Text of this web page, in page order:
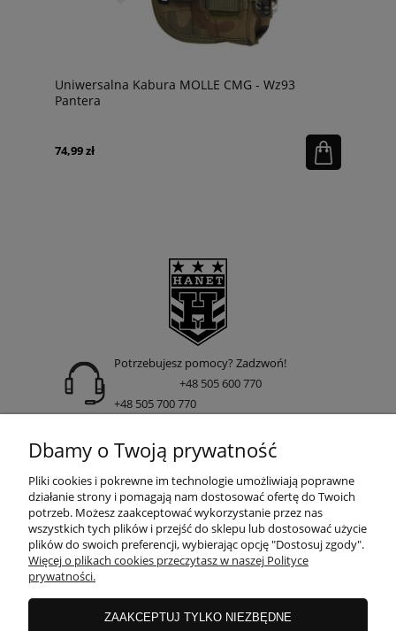
Uniwersalna Kabura MOLLE CMG - Wz93
Pantera
74,99 zł
Potrzebujesz pomocy? Zadzwoń!
+48 505 600 770
+48 505 700 770
ul. Nakielska 266 85-391 Bydgoszcz
INFORMACJE
DOSTAWA I PŁATNOŚCI
Dbamy o Twoją prywatność
Pliki cookies i pokrewne im technologie umożliwiają poprawne
działanie strony i pomagają nam dostosować ofertę do Twoich
potrzeb. Możesz zaakceptować wykorzystanie przez nas
wszystkich tych plików i przejść do sklepu lub dostosować użycie
plików do swoich preferencji, wybierając opcję "Dostosuj zgody".
Więcej o plikach cookies przeczytasz w naszej Polityce
prywatności.
ZAAKCEPTUJ TYLKO NIEZBĘDNE